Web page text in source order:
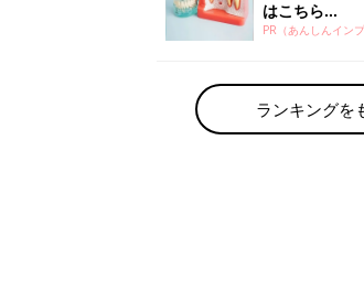
はこちら...
PR（あんしんイン
ランキングを